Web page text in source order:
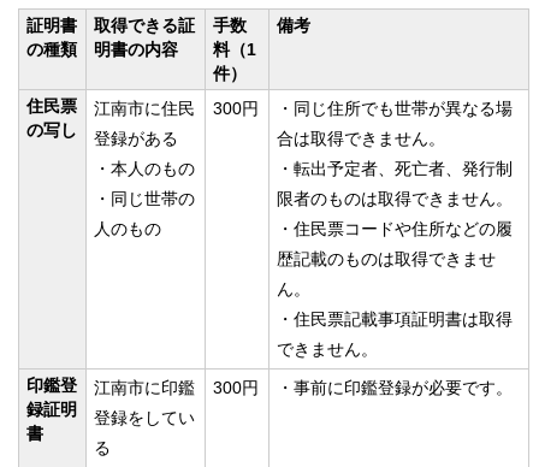
証明書
の種類
取得できる証
明書の内容
手数
料（1
件）
備考
住民票
の写し
江南市に住民
登録がある
・本人のもの
・同じ世帯の
人のもの
300円
・同じ住所でも世帯が異なる場
合は取得できません。
・転出予定者、死亡者、発行制
限者のものは取得できません。
・住民票コードや住所などの履
歴記載のものは取得できませ
ん。
・住民票記載事項証明書は取得
できません。
印鑑登
録証明
書
江南市に印鑑
登録をしてい
る
300円 ・事前に印鑑登録が必要です。